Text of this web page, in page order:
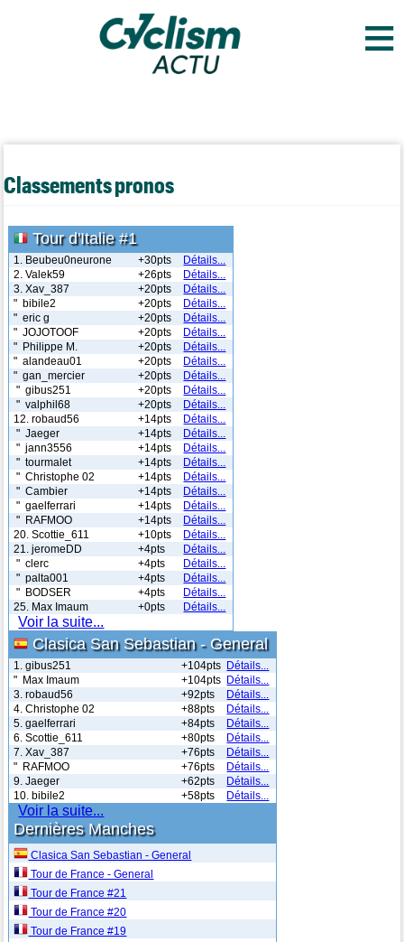
≡
Classements pronos
Tour d'Italie #1
1. Beubeu0neurone Détails...
+30pts
2. Valek59
Détails...
+26pts
3. Xav_387
Détails...
+20pts
" bibile2
Détails...
+20pts
" eric g
Détails...
+20pts
" JOJOTOOF
Détails...
+20pts
" Philippe M.
Détails...
+20pts
" alandeau01
Détails...
+20pts
" gan_mercier
Détails...
+20pts
" gibus251
Détails...
+20pts
" valphil68
Détails...
+20pts
12. robaud56
Détails...
+14pts
" Jaeger
Détails...
+14pts
" jann3556
Détails...
+14pts
" tourmalet
Détails...
+14pts
" Christophe 02
Détails...
+14pts
" Cambier
Détails...
+14pts
" gaelferrari
Détails...
+14pts
" RAFMOO
Détails...
+14pts
20. Scottie_611
Détails...
+10pts
21. jeromeDD
Détails...
+4pts
" clerc
Détails...
+4pts
" palta001
Détails...
+4pts
" BODSER
Détails...
+4pts
25. Max Imaum
Détails...
+0pts
Voir la suite...
Clasica San Sebastian - General
1. gibus251 Détails...
+104pts
" Max Imaum
Détails...
+104pts
3. robaud56
Détails...
+92pts
4. Christophe 02
Détails...
+88pts
5. gaelferrari
Détails...
+84pts
6. Scottie_611
Détails...
+80pts
7. Xav_387
Détails...
+76pts
" RAFMOO
Détails...
+76pts
9. Jaeger
Détails...
+62pts
10. bibile2
Détails...
+58pts
Voir la suite...
Dernières Manches
Clasica San Sebastian - General
Tour de France - General
Tour de France #21
Tour de France #20
Tour de France #19